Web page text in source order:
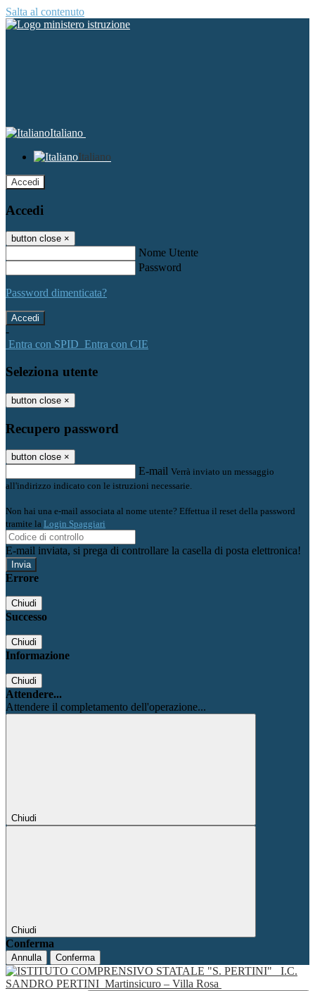
Salta al contenuto
Italiano
Italiano
Accedi
Accedi
button close ×
Nome Utente
Password
Password dimenticata?
-
Entra con SPID Entra con CIE
Seleziona utente
button close ×
Recupero password
button close ×
E-mail Verrà inviato un messaggio
all'indirizzo indicato con le istruzioni necessarie.
Non hai una e-mail associata al nome utente? Effettua il reset della password
tramite la Login Spaggiari
E-mail inviata, si prega di controllare la casella di posta elettronica!
Errore
Chiudi
Successo
Chiudi
Informazione
Chiudi
Attendere...
Attendere il completamento dell'operazione...
Chiudi
Chiudi
Conferma
Annulla Conferma
I.C.
SANDRO PERTINI Martinsicuro – Villa Rosa